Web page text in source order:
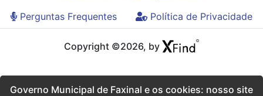
Perguntas Frequentes
Política de Privacidade
Copyright ©2026, by
Governo Municipal de Faxinal e os cookies: nosso site